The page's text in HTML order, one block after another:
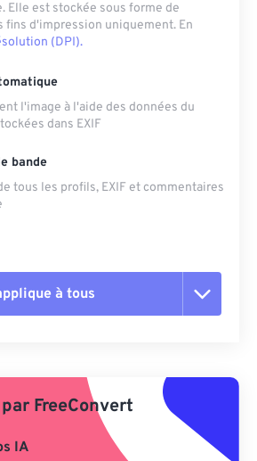
Elle est stockée sous forme de
fins d'impression uniquement. En
(DPI).
l'image à l'aide des données du
dans EXIF
bande
tous les profils, EXIF ​​et commentaires
à tous
partir du préréglage
préréglage
par FreeConvert
IA